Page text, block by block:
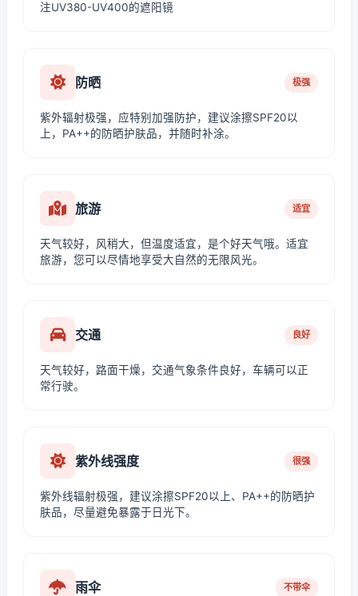
注UV380-UV400的遮阳镜
防晒 极强
紫外辐射极强，应特别加强防护，建议涂擦SPF20以
上，PA++的防晒护肤品，并随时补涂。
旅游 适宜
天气较好，风稍大，但温度适宜，是个好天气哦。适宜
旅游，您可以尽情地享受大自然的无限风光。
交通 良好
天气较好，路面干燥，交通气象条件良好，车辆可以正
常行驶。
紫外线强度 很强
紫外线辐射极强，建议涂擦SPF20以上、PA++的防晒护
肤品，尽量避免暴露于日光下。
雨伞 不带伞